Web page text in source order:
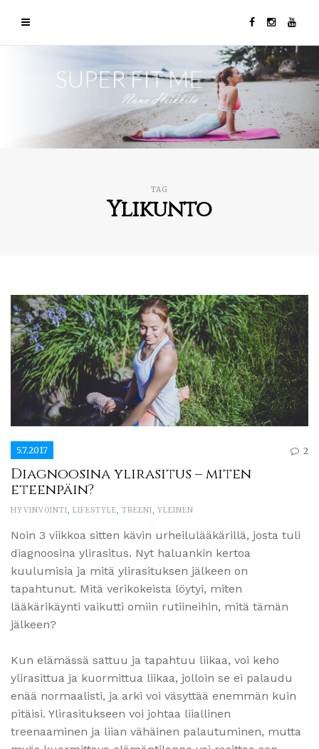
TAG
Ylikunto
5.7.2017 2
Diagnoosina ylirasitus – miten
eteenpäin?
HYVINVOINTI LIFESTYLE TREENI YLEINEN
Noin 3 viikkoa sitten kävin urheilulääkärillä, josta tuli
diagnoosina ylirasitus. Nyt haluankin kertoa
kuulumisia ja mitä ylirasituksen jälkeen on
tapahtunut. Mitä verikokeista löytyi, miten
lääkärikäynti vaikutti omiin rutiineihin, mitä tämän
jälkeen?
Kun elämässä sattuu ja tapahtuu liikaa, voi keho
ylirasittua ja kuormittua liikaa, jolloin se ei palaudu
enää normaalisti, ja arki voi väsyttää enemmän kuin
pitäisi. Ylirasitukseen voi johtaa liiallinen
treenaaminen ja liian vähäinen palautuminen, mutta